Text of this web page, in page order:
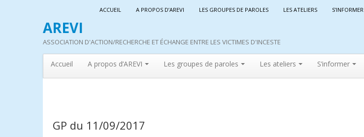
AREVI
ASSOCIATION D'ACTION/RECHERCHE ET ÉCHANGE ENTRE LES VICTIMES D'INCESTE
ACCUEIL A PROPOS D’AREVI LES GROUPES DE PAROLES LES ATELIERS S’INFORMER
Accueil A propos d’AREVI Les groupes de paroles Les ateliers S’informer
GP du 11/09/2017